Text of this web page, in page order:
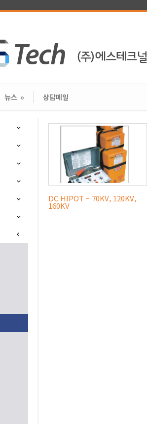
뉴스 » 상담메일
DC HIPOT – 70KV, 120KV,
160KV